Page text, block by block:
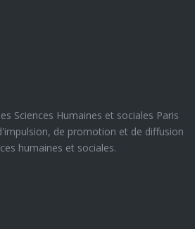
Sciences Humaines et sociales Paris
de promotion et de diffusion
humaines et sociales.